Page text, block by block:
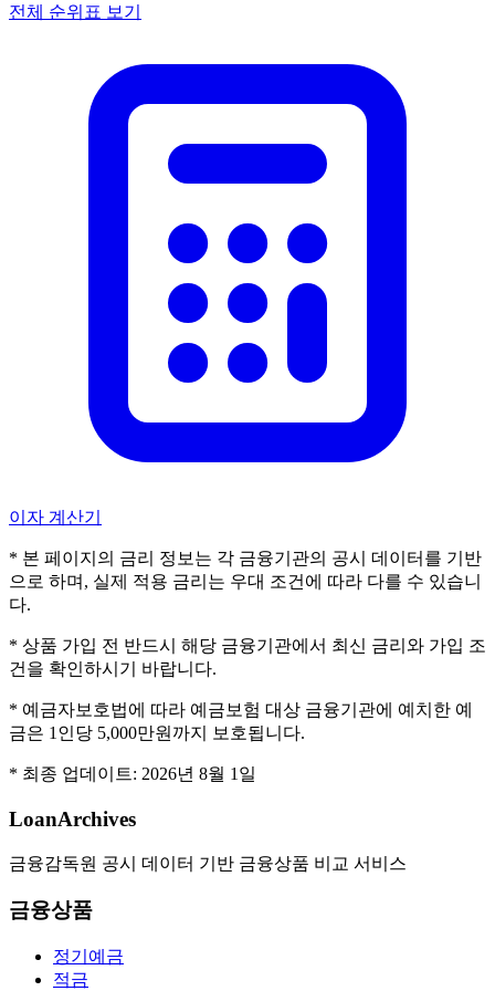
전체 순위표 보기
이자 계산기
* 본 페이지의 금리 정보는 각 금융기관의 공시 데이터를 기반
으로 하며, 실제 적용 금리는 우대 조건에 따라 다를 수 있습니
다.
* 상품 가입 전 반드시 해당 금융기관에서 최신 금리와 가입 조
건을 확인하시기 바랍니다.
* 예금자보호법에 따라 예금보험 대상 금융기관에 예치한 예
금은 1인당 5,000만원까지 보호됩니다.
* 최종 업데이트: 2026년 8월 1일
LoanArchives
금융감독원 공시 데이터 기반 금융상품 비교 서비스
금융상품
정기예금
적금